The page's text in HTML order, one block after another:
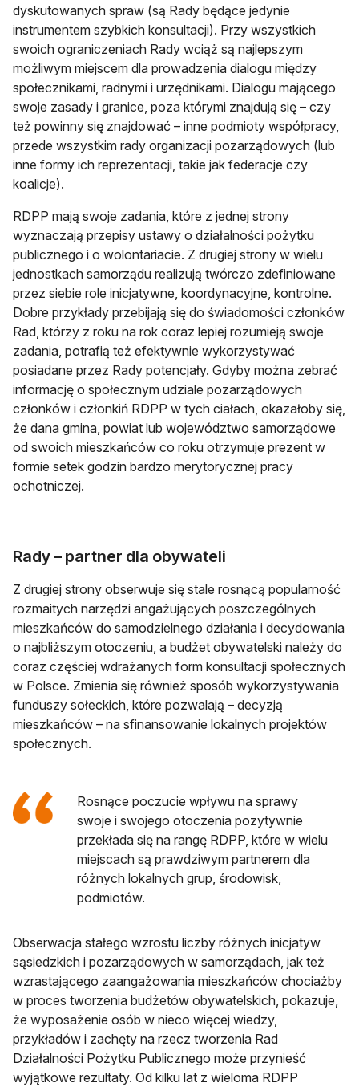
dyskutowanych spraw (są Rady będące jedynie
instrumentem szybkich konsultacji). Przy wszystkich
swoich ograniczeniach Rady wciąż są najlepszym
możliwym miejscem dla prowadzenia dialogu między
społecznikami, radnymi i urzędnikami. Dialogu mającego
swoje zasady i granice, poza którymi znajdują się – czy
też powinny się znajdować – inne podmioty współpracy,
przede wszystkim rady organizacji pozarządowych (lub
inne formy ich reprezentacji, takie jak federacje czy
koalicje).
RDPP mają swoje zadania, które z jednej strony
wyznaczają przepisy ustawy o działalności pożytku
publicznego i o wolontariacie. Z drugiej strony w wielu
jednostkach samorządu realizują twórczo zdefiniowane
przez siebie role inicjatywne, koordynacyjne, kontrolne.
Dobre przykłady przebijają się do świadomości członków
Rad, którzy z roku na rok coraz lepiej rozumieją swoje
zadania, potrafią też efektywnie wykorzystywać
posiadane przez Rady potencjały. Gdyby można zebrać
informację o społecznym udziale pozarządowych
członków i członkiń RDPP w tych ciałach, okazałoby się,
że dana gmina, powiat lub województwo samorządowe
od swoich mieszkańców co roku otrzymuje prezent w
formie setek godzin bardzo merytorycznej pracy
ochotniczej.
Rady – partner dla obywateli
Z drugiej strony obserwuje się stale rosnącą popularność
rozmaitych narzędzi angażujących poszczególnych
mieszkańców do samodzielnego działania i decydowania
o najbliższym otoczeniu, a budżet obywatelski należy do
coraz częściej wdrażanych form konsultacji społecznych
w Polsce. Zmienia się również sposób wykorzystywania
funduszy sołeckich, które pozwalają – decyzją
mieszkańców – na sfinansowanie lokalnych projektów
społecznych.
Rosnące poczucie wpływu na sprawy
swoje i swojego otoczenia pozytywnie
przekłada się na rangę RDPP, które w wielu
miejscach są prawdziwym partnerem dla
różnych lokalnych grup, środowisk,
podmiotów.
Obserwacja stałego wzrostu liczby różnych inicjatyw
sąsiedzkich i pozarządowych w samorządach, jak też
wzrastającego zaangażowania mieszkańców chociażby
w proces tworzenia budżetów obywatelskich, pokazuje,
że wyposażenie osób w nieco więcej wiedzy,
przykładów i zachęty na rzecz tworzenia Rad
Działalności Pożytku Publicznego może przynieść
wyjątkowe rezultaty. Od kilku lat z wieloma RDPP